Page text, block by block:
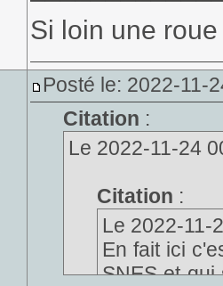
Si loin une roue
Posté le: 2022-11-
Citation :
Le 2022-11-24
Citation :
Le 2022-11-
En fait ici
SNES et qui